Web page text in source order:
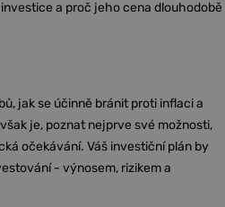
a proč jeho cena dlouhodobě
jak se účinně bránit proti inflaci a
je, poznat nejprve své možnosti,
očekávání. Váš investiční plán by
- výnosem, rizikem a